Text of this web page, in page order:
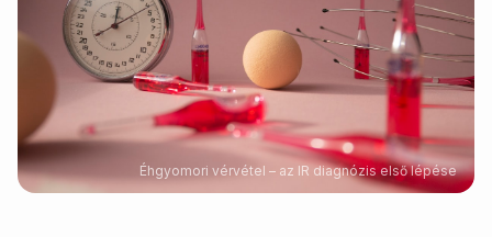
Éhgyomori vérvétel – az IR diagnózis első lépése